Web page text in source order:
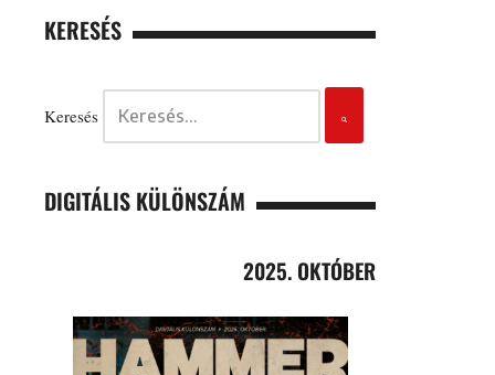
KERESÉS
Keresés
DIGITÁLIS KÜLÖNSZÁM
2025. OKTÓBER